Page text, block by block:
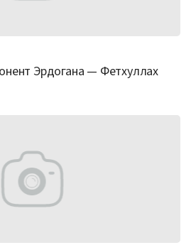
Эрдогана — Фетхуллах